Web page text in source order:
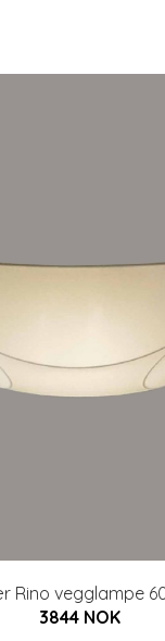
Rino vegglampe
3844 NOK